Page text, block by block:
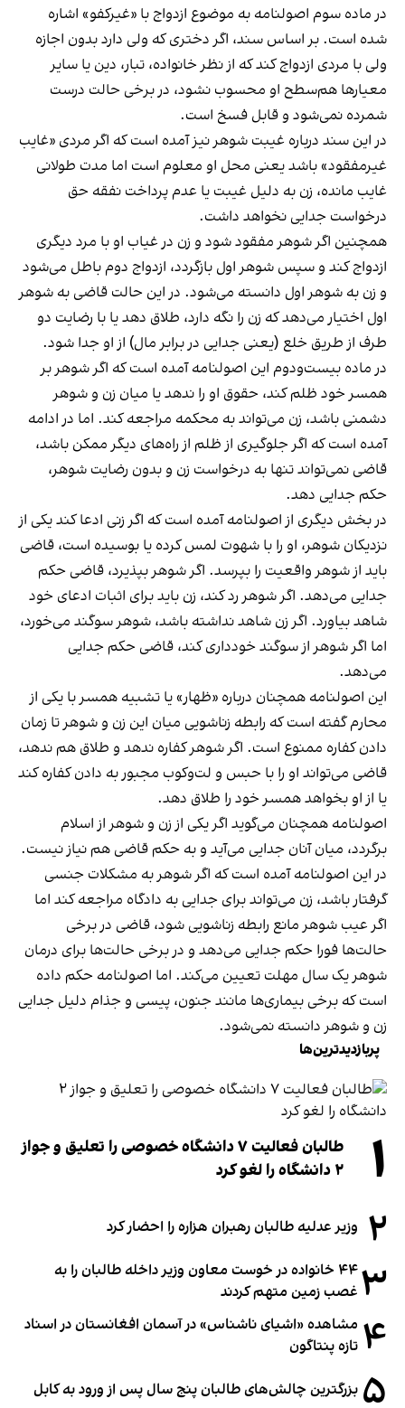
در ماده سوم اصولنامه به موضوع ازدواج با «غیرکفو» اشاره
شده است. بر اساس سند، اگر دختری که ولی دارد بدون اجازه
ولی با مردی ازدواج کند که از نظر خانواده، تبار، دین یا سایر
معیارها هم‌سطح او محسوب نشود، در برخی حالت‌ درست
شمرده نمی‌شود و قابل فسخ است.
در این سند درباره غیبت شوهر نیز آمده است که اگر مردی «غایب
غیرمفقود» باشد یعنی محل او معلوم است اما مدت طولانی
غایب مانده، زن به دلیل غیبت یا عدم پرداخت نفقه حق
درخواست جدایی نخواهد داشت.
همچنین اگر شوهر مفقود شود و زن در غیاب او با مرد دیگری
ازدواج کند و سپس شوهر اول بازگردد، ازدواج دوم باطل می‌شود
و زن به شوهر اول دانسته می‌شود. در این حالت قاضی به شوهر
اول اختیار می‌دهد که زن را نگه دارد، طلاق دهد یا با رضایت دو
طرف از طریق خلع (یعنی جدایی در برابر مال) از او جدا شود.
در ماده بیست‌ودوم این اصولنامه آمده است که اگر شوهر بر
همسر خود ظلم کند، حقوق او را ندهد یا میان زن و شوهر
دشمنی باشد، زن می‌تواند به محکمه مراجعه کند. اما در ادامه
آمده است که اگر جلوگیری از ظلم از راه‌های دیگر ممکن باشد،
قاضی نمی‌تواند تنها به درخواست زن و بدون رضایت شوهر،
حکم جدایی دهد.
در بخش دیگری از اصولنامه آمده است که اگر زنی ادعا کند یکی از
نزدیکان شوهر، او را با شهوت لمس کرده یا بوسیده است، قاضی
باید از شوهر واقعیت را بپرسد. اگر شوهر بپذیرد، قاضی حکم
جدایی می‌دهد. اگر شوهر رد کند، زن باید برای اثبات ادعای خود
شاهد بیاورد. اگر زن شاهد نداشته باشد، شوهر سوگند می‌خورد،
اما اگر شوهر از سوگند خودداری کند، قاضی حکم جدایی
می‌دهد.
این اصولنامه همچنان درباره «ظهار» یا تشبیه همسر با یکی از
محارم گفته است که رابطه زناشویی میان این زن و شوهر تا زمان
دادن کفاره ممنوع است. اگر شوهر کفاره ندهد و طلاق هم ندهد،
قاضی می‌تواند او را با حبس و لت‌وکوب مجبور به دادن کفاره کند
یا از او بخواهد همسر خود را طلاق دهد.
اصولنامه همچنان می‌گوید اگر یکی از زن و شوهر از اسلام
برگردد، میان آنان جدایی می‌آید و به حکم قاضی هم نیاز نیست.
در این اصولنامه آمده است که اگر شوهر به مشکلات جنسی
گرفتار باشد، زن می‌تواند برای جدایی به دادگاه مراجعه کند اما
اگر عیب شوهر مانع رابطه زناشویی شود، قاضی در برخی
حالت‌ها فورا حکم جدایی می‌دهد و در برخی حالت‌ها برای درمان
شوهر یک سال مهلت تعیین می‌کند. اما اصولنامه حکم داده
است که برخی بیماری‌ها مانند جنون، پیسی و جذام دلیل جدایی
زن و شوهر دانسته نمی‌شود.
پربازدیدترین‌ها
۱
طالبان فعالیت ۷ دانشگاه خصوصی را تعلیق و جواز
۲ دانشگاه را لغو کرد
۲ وزیر عدلیه طالبان رهبران هزاره را احضار کرد
۳
۴۴ خانواده در خوست معاون وزیر داخله طالبان را به
غصب زمین متهم کردند
۴ مشاهده «اشیای ناشناس» در آسمان افغانستان در اسناد
تازه پنتاگون
۵ بزرگترین چالش‌های طالبان پنج سال پس از ورود به کابل